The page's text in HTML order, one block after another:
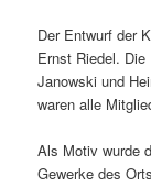
Der Entwurf der
Ernst Riedel.
Janowski und
waren alle
Als Motiv wurde
Gewerke des